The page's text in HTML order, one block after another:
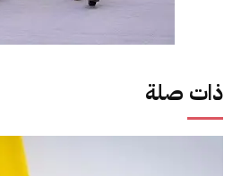
ذات صلة